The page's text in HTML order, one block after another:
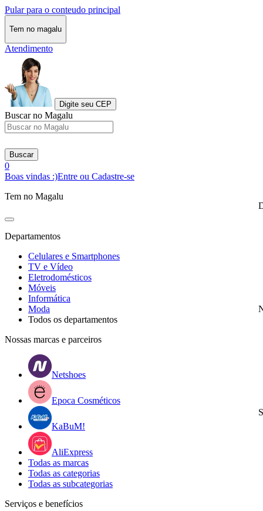
Pular para o conteudo principal
Tem no magalu
Atendimento
Digite seu CEP
Buscar no Magalu
Buscar
0
Boas vindas :)Entre ou Cadastre-se
Tem no Magalu
Departamentos
Celulares e Smartphones
TV e Vídeo
Eletrodomésticos
Móveis
Informática
Moda
Todos os departamentos
Nossas marcas e parceiros
Netshoes
Epoca Cosméticos
KaBuM!
AliExpress
Todas as marcas
Todas as categorias
Todas as subcategorias
Serviços e benefícios